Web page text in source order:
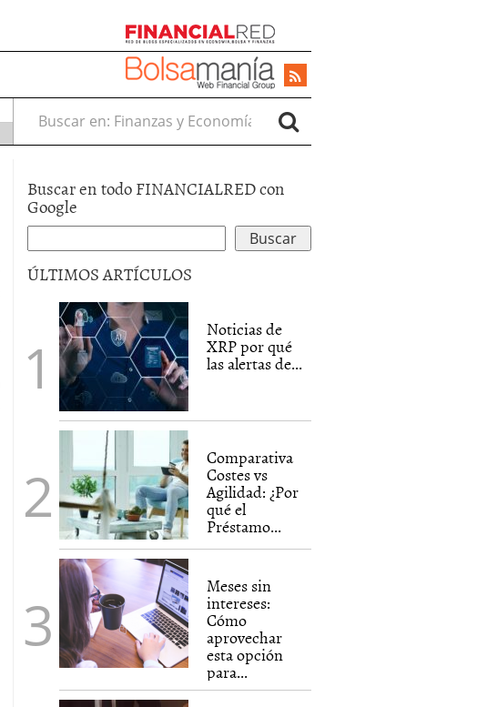
Buscar en:
Buscar en todo FINANCIALRED con
Google
ÚLTIMOS ARTÍCULOS
Noticias de
XRP por qué
las alertas de...
Comparativa
Costes vs
Agilidad: ¿Por
qué el
Préstamo...
Meses sin
intereses:
Cómo
aprovechar
esta opción
para...